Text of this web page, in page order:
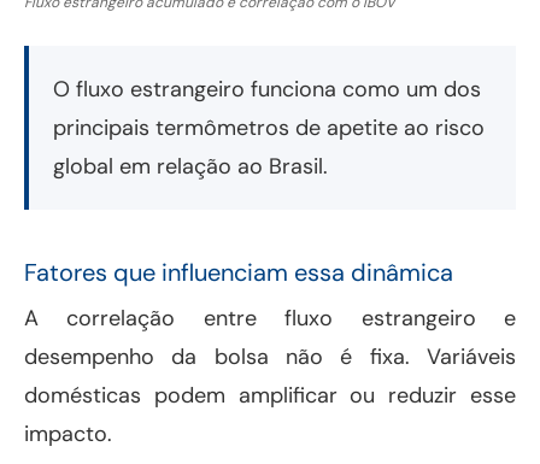
O fluxo estrangeiro funciona como um dos
principais termômetros de apetite ao risco
global em relação ao Brasil.
Fatores que influenciam essa dinâmica
A correlação entre fluxo estrangeiro e
desempenho da bolsa não é fixa. Variáveis
domésticas podem amplificar ou reduzir esse
impacto.